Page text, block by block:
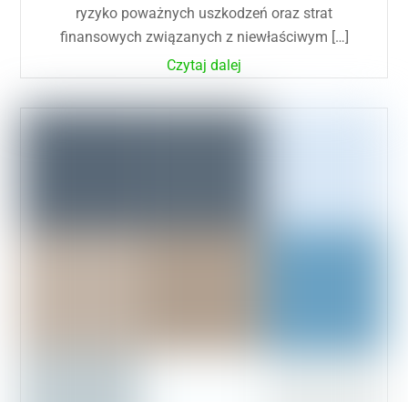
ryzyko poważnych uszkodzeń oraz strat
finansowych związanych z niewłaściwym […]
Czytaj dalej